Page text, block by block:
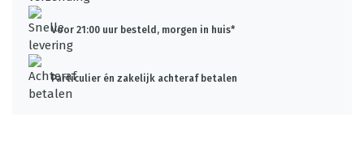
Voor 21:00 uur besteld, morgen in huis*
Particulier én zakelijk achteraf betalen